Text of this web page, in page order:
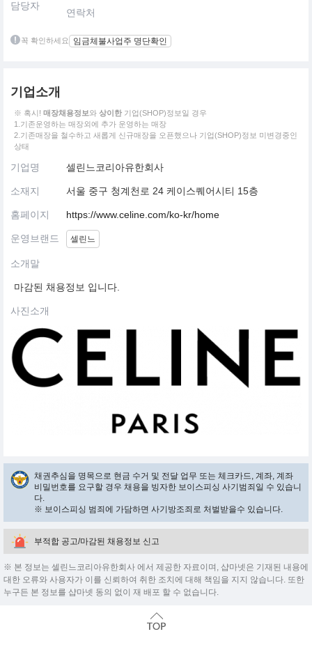
담당자
연락처
꼭 확인하세요 임금체불사업주 명단확인
기업소개
※ 혹시! 매장채용정보와 상이한 기업(SHOP)정보일 경우
1.기존운영하는 매장외에 추가 운영하는 매장
2.기존매장을 철수하고 새롭게 신규매장을 오픈했으나 기업(SHOP)정보 미변경중인
상태
기업명 셀린느코리아유한회사
소재지 서울 중구 청계천로 24 케이스퀘어시티 15층
홈페이지 https://www.celine.com/ko-kr/home
운영브랜드 셀린느
소개말
마감된 채용정보 입니다.
사진소개
채권추심을 명목으로 현금 수거 및 전달 업무 또는 체크카드, 계좌, 계좌
비밀번호를 요구할 경우 채용을 빙자한 보이스피싱 사기범죄일 수 있습니
다.
※ 보이스피싱 범죄에 가담하면 사기방조죄로 처벌받을수 있습니다.
부적합 공고/마감된 채용정보 신고
※ 본 정보는 셀린느코리아유한회사 에서 제공한 자료이며, 샵마넷은 기재된 내용에
대한 오류와 사용자가 이를 신뢰하여 취한 조치에 대해 책임을 지지 않습니다. 또한
누구든 본 정보를 샵마넷 동의 없이 재 배포 할 수 없습니다.